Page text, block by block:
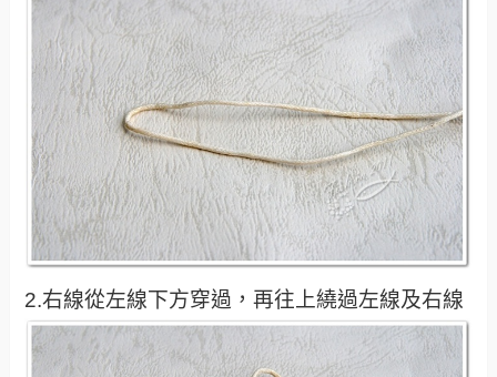
2.右線從左線下方穿過，再往上繞過左線及右線